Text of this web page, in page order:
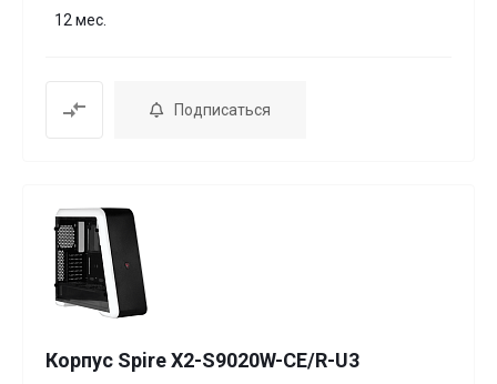
12 мес.
Подписаться
Корпус Spire X2-S9020W-CE/R-U3